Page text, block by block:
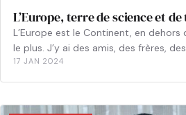
L’Europe, terre de science et
L’Europe est le Continent, en dehors
le plus. J’y ai des amis, des frères,
17 JAN 2024